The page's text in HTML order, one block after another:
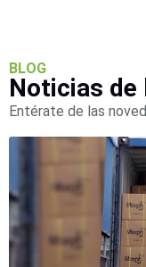
BLOG
Noticias
Entérate de las